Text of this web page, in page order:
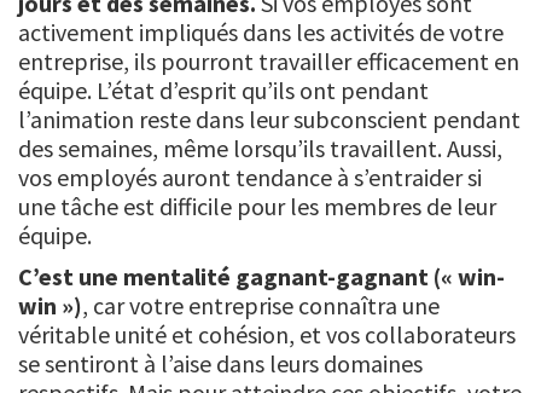
activement impliqués dans les activités de votre
entreprise, ils pourront travailler efficacement en
équipe. L’état d’esprit qu’ils ont pendant
l’animation reste dans leur subconscient pendant
des semaines, même lorsqu’ils travaillent. Aussi,
vos employés auront tendance à s’entraider si
une tâche est difficile pour les membres de leur
équipe.
C’est une mentalité gagnant-gagnant (« win-
win »), car votre entreprise connaîtra une
véritable unité et cohésion, et vos collaborateurs
se sentiront à l’aise dans leurs domaines